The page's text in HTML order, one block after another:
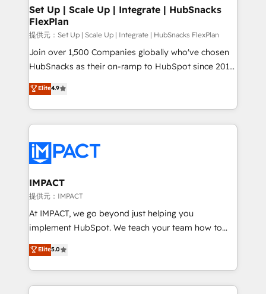
marketing, advertising, campaigns, content and
design We connect people, data and technology to
improve customer experiences. With our bright
people, exciting ideas and can-do mentality, we
ensure revenue growth on a daily basis. So tell us
team of 100+ experts is ready for you! Driving digital
growth | www.brightdigital.com
Set Up | Scale Up | Integrate | HubSnacks
FlexPlan
提供元：Set Up | Scale Up | Integrate | HubSnacks FlexPlan
Join over 1,500 Companies globally who've chosen
HubSnacks as their on-ramp to HubSpot since 2014
Simple pay-as-you-go plans that accelerate value...
1️⃣ Set Up | Onboarding New or Check-fixing existing
HubSpot portals 2️⃣ Scale Up | 100% HubSpot Task
Execution... Global 24/7 ... All Experts 3️⃣ Integrate |
Slash months from your API Integration project... ⬅️
Click "Contact Business" ⬅️ to access 150+ Kickstart
Integration templates that put HubSpot in the center
of your tech stack, syncing... 🛍️ Shopify or
WooCommerce 💲 Stripe or Paypal 💰 Sage or
Netsuite 🤖 Google or Microsoft ✍️ DocuSign or
the rare Advanced "Custom Integrations"
Accreditation, securely sync data across... 🔄 any
Elite4.9
IMPACT
提供元：IMPACT
At IMPACT, we go beyond just helping you
implement HubSpot. We teach your team how to
master it. As the creators of the Endless Customers
System™ (the next evolution of They Ask, You
Answer), we’re the only HubSpot partner built
entirely around coaching and training. That means
Elite5.0